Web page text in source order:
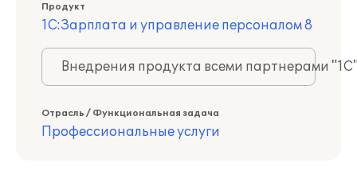
Продукт
1С:Зарплата и управление персоналом 8
Внедрения продукта всеми партнерами
Отрасль / Функциональная задача
Профессиональные услуги